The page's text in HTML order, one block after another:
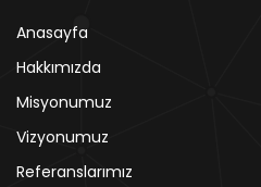
Anasayfa
Hakkımızda
Misyonumuz
Vizyonumuz
Referanslarımız